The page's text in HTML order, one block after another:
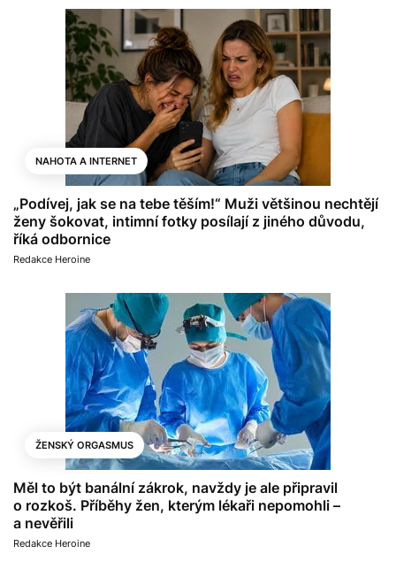
NAHOTA A INTERNET
„Podívej, jak se na tebe těším!“ Muži většinou nechtějí
ženy šokovat, intimní fotky posílají z jiného důvodu,
říká odbornice
Redakce Heroine
ŽENSKÝ ORGASMUS
Měl to být banální zákrok, navždy je ale připravil
o rozkoš. Příběhy žen, kterým lékaři nepomohli –
a nevěřili
Redakce Heroine